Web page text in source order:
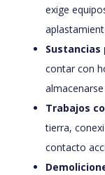
exige
Sustancias
contar con
Trabajos
tierra,
contacto